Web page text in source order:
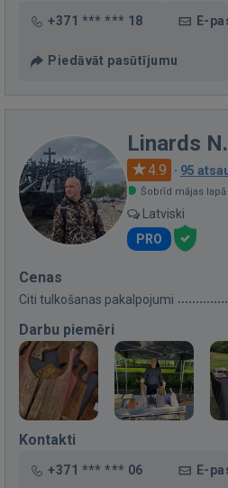
+371 *** *** 18 E-
Piedāvāt pasūtījumu
Linards N.
4.9 · 95
Šobrīd mājas lapā
Latviski
PRO
Cenas
Citi tulkošanas pakalpojumi
Darbu piemēri
Kontakti
+371 *** *** 06 E-